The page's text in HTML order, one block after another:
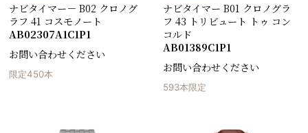
ナビタイマー－ B02 クロノグ
ラフ 41 コスモノート
AB02307A1C1P1
お問い合わせください
限定450本
ナビタイマー B01 クロノグラ
フ 43 トリビュート トゥ コン
コルド
AB01389C1P1
お問い合わせください
593本限定